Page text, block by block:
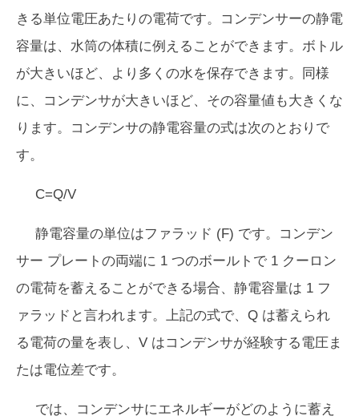
きる単位電圧あたりの電荷です。コンデンサーの静電
容量は、水筒の体積に例えることができます。ボトル
が大きいほど、より多くの水を保存できます。同様
に、コンデンサが大きいほど、その容量値も大きくな
ります。コンデンサの静電容量の式は次のとおりで
す。
C=Q/V
静電容量の単位はファラッド (F) です。コンデン
サー プレートの両端に 1 つのボールトで 1 クーロン
の電荷を蓄えることができる場合、静電容量は 1 フ
ァラッドと言われます。上記の式で、Q は蓄えられ
る電荷の量を表し、V はコンデンサが経験する電圧ま
たは電位差です。
では、コンデンサにエネルギーがどのように蓄え